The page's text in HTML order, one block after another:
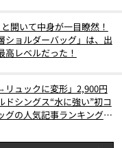
開いて中身が一目瞭然！
ショルダーバッグ」は、出
高レベルだった！
ュックに変形」2,900円
シングス“水に強い”初コ
の人気記事ランキングベ